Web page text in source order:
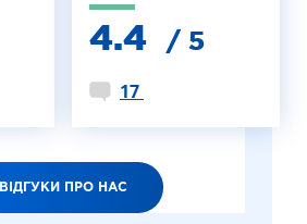
4.4 / 5
17
ВІДГУКИ ПРО НАС